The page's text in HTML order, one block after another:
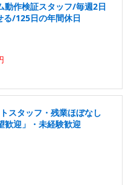
動作検証スタッフ/毎週2日
る/125日の年間休日
スタッフ・残業ほぼなし
歓迎」・未経験歓迎